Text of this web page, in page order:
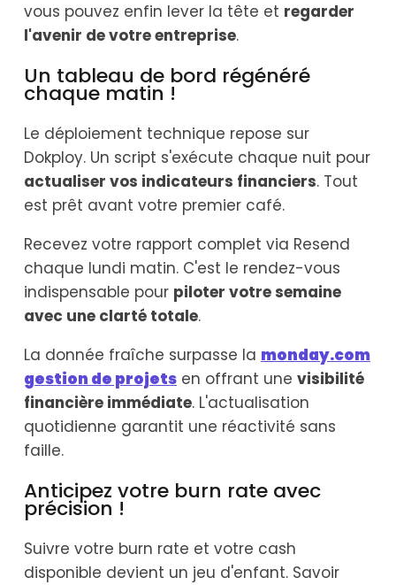
vous pouvez enfin lever la tête et regarder
l'avenir de votre entreprise.
Un tableau de bord régénéré
chaque matin !
Le déploiement technique repose sur
Dokploy. Un script s'exécute chaque nuit pour
actualiser vos indicateurs financiers. Tout
est prêt avant votre premier café.
Recevez votre rapport complet via Resend
chaque lundi matin. C'est le rendez-vous
indispensable pour piloter votre semaine
avec une clarté totale.
La donnée fraîche surpasse la monday.com
gestion de projets en offrant une visibilité
financière immédiate. L'actualisation
quotidienne garantit une réactivité sans
faille.
Anticipez votre burn rate avec
précision !
Suivre votre burn rate et votre cash
disponible devient un jeu d'enfant. Savoir